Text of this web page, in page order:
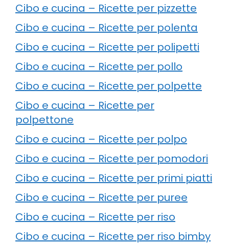
Cibo e cucina – Ricette per pizzette
Cibo e cucina – Ricette per polenta
Cibo e cucina – Ricette per polipetti
Cibo e cucina – Ricette per pollo
Cibo e cucina – Ricette per polpette
Cibo e cucina – Ricette per
polpettone
Cibo e cucina – Ricette per polpo
Cibo e cucina – Ricette per pomodori
Cibo e cucina – Ricette per primi piatti
Cibo e cucina – Ricette per puree
Cibo e cucina – Ricette per riso
Cibo e cucina – Ricette per riso bimby